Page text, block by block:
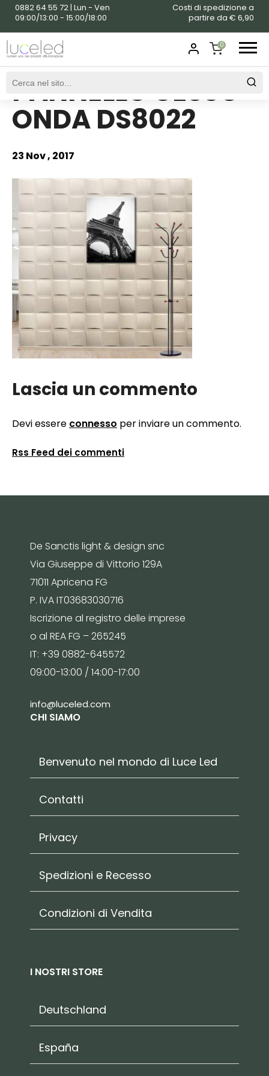
0882 64 55 72 | Lun - Ven
09:00/13:00 - 15:00/18:00
Costi di spedizione a
partire da € 6,90
0
SHOPPING
CART
PANNELLO GESSO
ONDA DS8022
23 Nov , 2017
Lascia un commento
Devi essere connesso per inviare un commento.
Rss Feed dei commenti
De Sanctis light & design snc
Via Giuseppe di Vittorio 129A
71011 Apricena FG
P. IVA IT03683030716
Iscrizione al registro delle imprese
o al REA FG – 265245
IT: +39 0882-645572
09:00-13:00 / 14:00-17:00
info@luceled.com
CHI SIAMO
Benvenuto nel mondo di Luce Led
Contatti
Privacy
Spedizioni e Recesso
Condizioni di Vendita
I NOSTRI STORE
Deutschland
España